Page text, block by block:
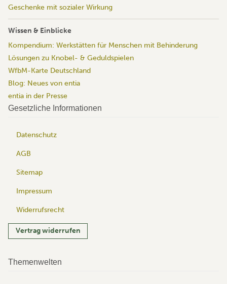
Geschenke mit sozialer Wirkung
Wissen & Einblicke
Kompendium: Werkstätten für Menschen mit Behinderung
Lösungen zu Knobel- & Geduldspielen
WfbM-Karte Deutschland
Blog: Neues von entia
entia in der Presse
Gesetzliche Informationen
Datenschutz
AGB
Sitemap
Impressum
Widerrufsrecht
Vertrag widerrufen
Themenwelten